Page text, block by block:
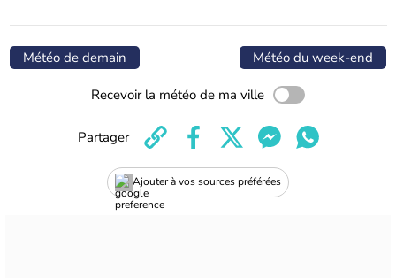
Météo de demain Météo du week-end
Recevoir la météo de ma ville
Ajouter à vos sources préférées
Partager